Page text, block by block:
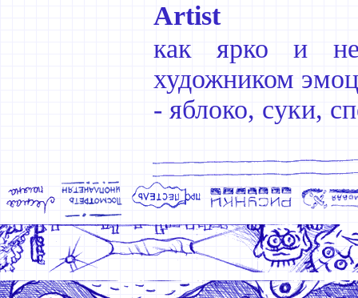
Artist
как ярко и
художником
- яблоко, суки,